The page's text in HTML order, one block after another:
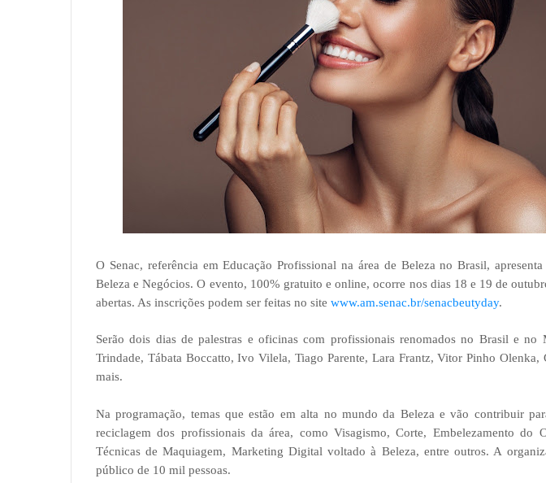
O Senac, referência em Educação Profissional na área de Beleza no Brasil,
Beleza e Negócios. O evento, 100% gratuito e online, ocorre nos dias 18 e 19 de
abertas. As inscrições podem ser feitas no site www.am.senac.br/senacbeutyday.
Serão dois dias de palestras e oficinas com profissionais renomados no Brasil e no
Trindade, Tábata Boccatto, Ivo Vilela, Tiago Parente, Lara Frantz, Vitor Pinho Olenka,
mais.
Na programação, temas que estão em alta no mundo da Beleza e vão contribuir
reciclagem dos profissionais da área, como Visagismo, Corte, Embelezamento do
Técnicas de Maquiagem, Marketing Digital voltado à Beleza, entre outros. A
público de 10 mil pessoas.